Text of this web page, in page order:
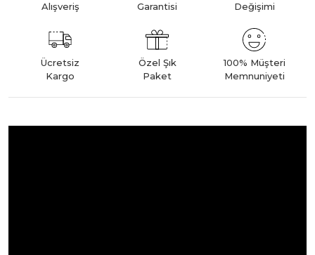
Alışveriş
Garantisi
Değişimi
Ücretsiz
Kargo
Özel Şık
Paket
100% Müşteri
Memnuniyeti